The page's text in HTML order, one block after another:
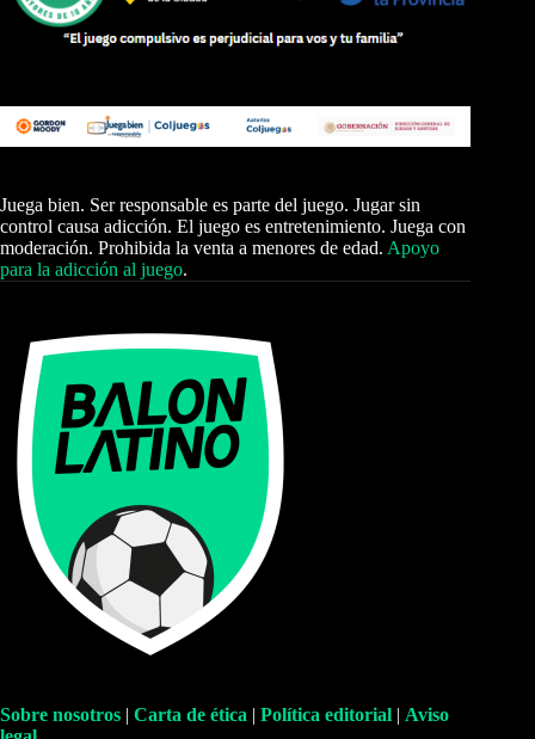
Juega bien. Ser responsable es parte del juego. Jugar sin
control causa adicción. El juego es entretenimiento. Juega con
moderación. Prohibida la venta a menores de edad. Apoyo
para la adicción al juego.
Sobre nosotros | Carta de ética | Política editorial | Aviso